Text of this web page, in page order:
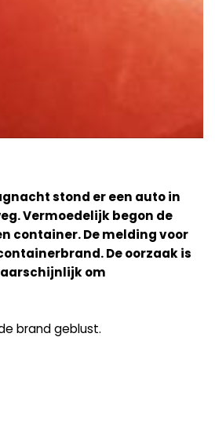
stond er een auto in
Vermoedelijk begon de
container. De melding voor
De oorzaak is
om
brand geblust.